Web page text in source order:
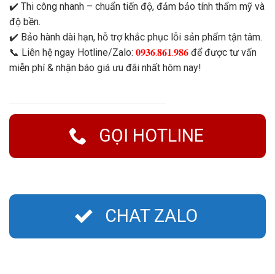
✔️ Thi công nhanh – chuẩn tiến độ, đảm bảo tính thẩm mỹ và
độ bền.
✔️ Bảo hành dài hạn, hỗ trợ khắc phục lỗi sản phẩm tận tâm.
📞 Liên hệ ngay Hotline/Zalo: 𝟎𝟗𝟑𝟔.𝟖𝟔𝟏.𝟗𝟖𝟔 để được tư vấn
miễn phí & nhận báo giá ưu đãi nhất hôm nay!
GỌI HOTLINE
CHAT ZALO